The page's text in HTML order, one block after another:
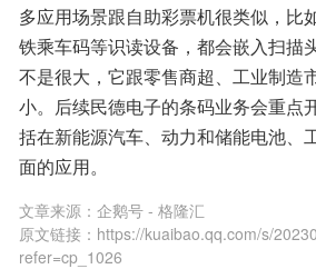
多应用场景跟自助彩票机很类似，比
铁乘车码等识读设备，都会嵌入扫描
不是很大，它跟零售商超、工业制造
小。后续民德电子的条码业务会重点
括在新能源汽车、动力和储能电池、
面的应用。
文章来源： 企鹅号 - 格隆汇
原文链接： https://kuaibao.qq.com/s/
refer=cp_1026